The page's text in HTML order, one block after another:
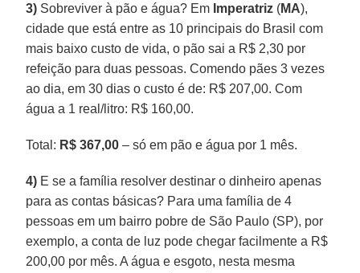
3) Sobreviver à pão e água? Em Imperatriz (MA),
cidade que está entre as 10 principais do Brasil com
mais baixo custo de vida, o pão sai a R$ 2,30 por
refeição para duas pessoas. Comendo pães 3 vezes
ao dia, em 30 dias o custo é de: R$ 207,00. Com
água a 1 real/litro: R$ 160,00.
Total: R$ 367,00 – só em pão e água por 1 mês.
4) E se a família resolver destinar o dinheiro apenas
para as contas básicas? Para uma família de 4
pessoas em um bairro pobre de São Paulo (SP), por
exemplo, a conta de luz pode chegar facilmente a R$
200,00 por mês. A água e esgoto, nesta mesma